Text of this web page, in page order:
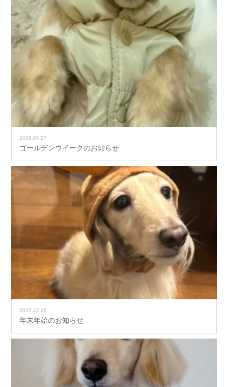
2026.04.27
ゴールデンウイークのお知らせ
2025.12.26
年末年始のお知らせ